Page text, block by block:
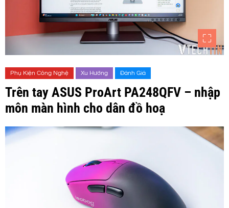
Phụ Kiện Công Nghệ Xu Hướng Đánh Giá
Trên tay ASUS ProArt PA248QFV – nhập
môn màn hình cho dân đồ hoạ